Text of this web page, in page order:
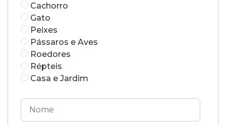
Cachorro
Gato
Peixes
Pássaros e Aves
Roedores
Répteis
Casa e Jardim